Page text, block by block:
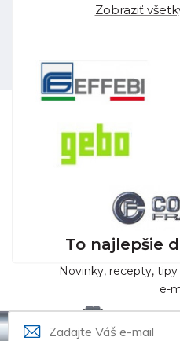
Zobraziť
To najlepšie
Novinky, recepty,
e-